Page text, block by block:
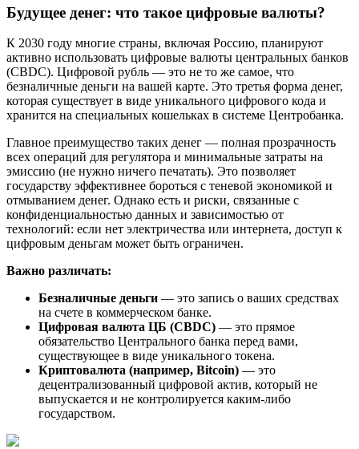
Будущее денег: что такое цифровые валюты?
К 2030 году многие страны, включая Россию, планируют
активно использовать цифровые валюты центральных банков
(CBDC). Цифровой рубль — это не то же самое, что
безналичные деньги на вашей карте. Это третья форма денег,
которая существует в виде уникального цифрового кода и
хранится на специальных кошельках в системе Центробанка.
Главное преимущество таких денег — полная прозрачность
всех операций для регулятора и минимальные затраты на
эмиссию (не нужно ничего печатать). Это позволяет
государству эффективнее бороться с теневой экономикой и
отмыванием денег. Однако есть и риски, связанные с
конфиденциальностью данных и зависимостью от
технологий: если нет электричества или интернета, доступ к
цифровым деньгам может быть ограничен.
Важно различать:
Безналичные деньги — это запись о ваших средствах
на счете в коммерческом банке.
Цифровая валюта ЦБ (CBDC) — это прямое
обязательство Центрального банка перед вами,
существующее в виде уникального токена.
Криптовалюта (например, Bitcoin) — это
децентрализованный цифровой актив, который не
выпускается и не контролируется каким-либо
государством.